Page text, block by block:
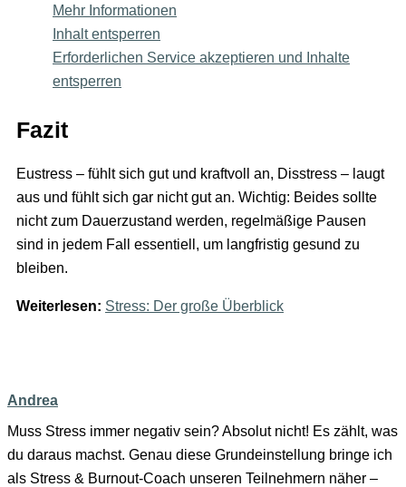
Mehr Informationen
Inhalt entsperren
Erforderlichen Service akzeptieren und Inhalte
entsperren
Fazit
Eustress – fühlt sich gut und kraftvoll an, Disstress – laugt
aus und fühlt sich gar nicht gut an. Wichtig: Beides sollte
nicht zum Dauerzustand werden, regelmäßige Pausen
sind in jedem Fall essentiell, um langfristig gesund zu
bleiben.
Weiterlesen: Stress: Der große Überblick
Andrea
Muss Stress immer negativ sein? Absolut nicht! Es zählt, was
du daraus machst. Genau diese Grundeinstellung bringe ich
als Stress & Burnout-Coach unseren Teilnehmern näher –